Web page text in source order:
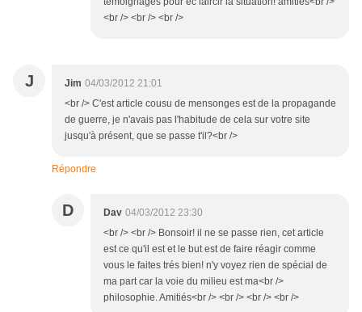
<br /> <br /> <br />
J Jim 04/03/2012 21:01
<br /> C'est article cousu de mensonges est de la propagande
de guerre, je n'avais pas l'habitude de cela sur votre site
jusqu'à présent, que se passe t'il?<br />
Répondre
D Dav 04/03/2012 23:30
<br /> <br /> Bonsoir! il ne se passe rien, cet article
est ce qu'il est et le but est de faire réagir comme
vous le faites trés bien! n'y voyez rien de spécial de
ma part car la voie du milieu est ma<br />
philosophie. Amitiés<br /> <br /> <br /> <br />